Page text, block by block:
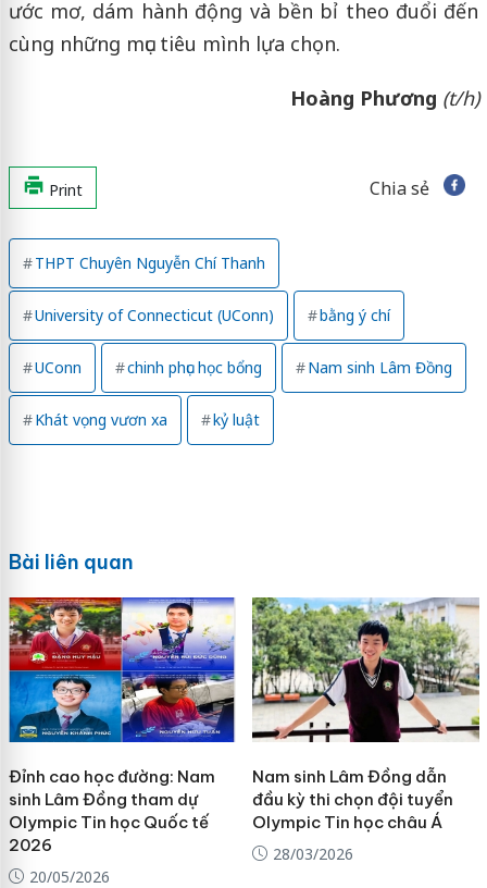
ước mơ, dám hành động và bền bỉ theo đuổi đến
cùng những mục tiêu mình lựa chọn.
Hoàng Phương (t/h)
Print Chia sẻ
THPT Chuyên Nguyễn Chí Thanh
University of Connecticut (UConn) bằng ý chí
UConn chinh phục học bổng Nam sinh Lâm Đồng
Khát vọng vươn xa kỷ luật
Bài liên quan
Đỉnh cao học đường: Nam
sinh Lâm Đồng tham dự
Olympic Tin học Quốc tế
2026
20/05/2026
Nam sinh Lâm Đồng dẫn
đầu kỳ thi chọn đội tuyển
Olympic Tin học châu Á
28/03/2026